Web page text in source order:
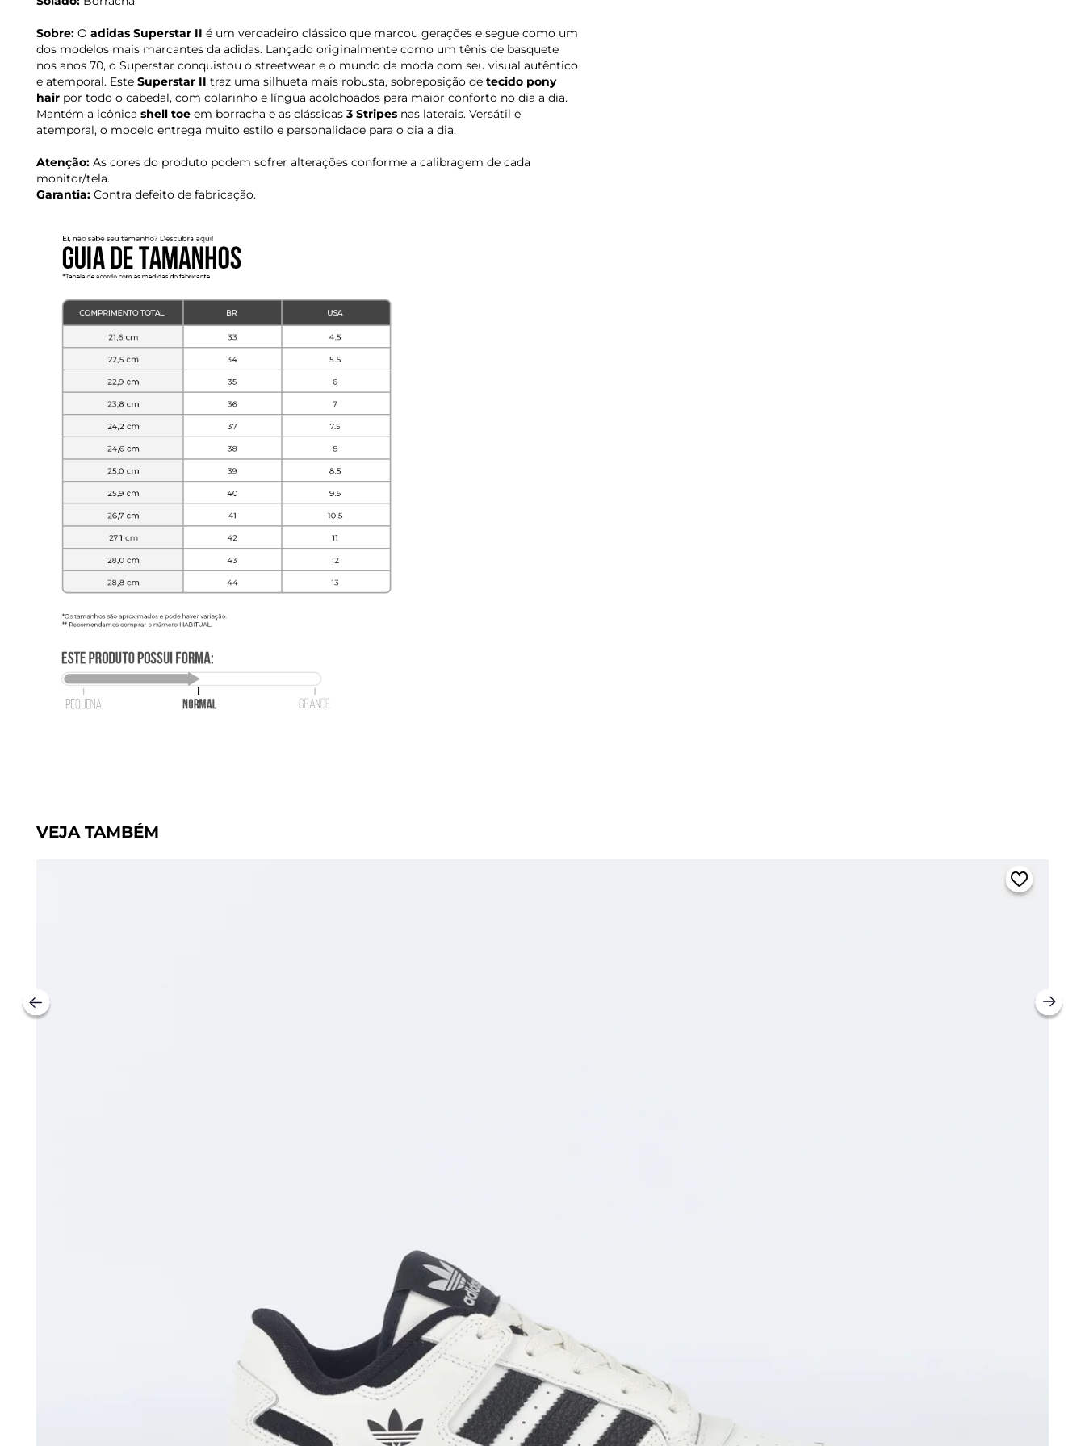
Sobre: O adidas Superstar II é um verdadeiro clássico que marcou gerações e segue como um
dos modelos mais marcantes da adidas. Lançado originalmente como um tênis de basquete
nos anos 70, o Superstar conquistou o streetwear e o mundo da moda com seu visual autêntico
e atemporal. Este Superstar II traz uma silhueta mais robusta, sobreposição de tecido pony
hair por todo o cabedal, com colarinho e língua acolchoados para maior conforto no dia a dia.
Mantém a icônica shell toe em borracha e as clássicas 3 Stripes nas laterais. Versátil e
atemporal, o modelo entrega muito estilo e personalidade para o dia a dia.
Atenção: As cores do produto podem sofrer alterações conforme a calibragem de cada
monitor/tela.
Garantia: Contra defeito de fabricação.
VEJA TAMBÉM